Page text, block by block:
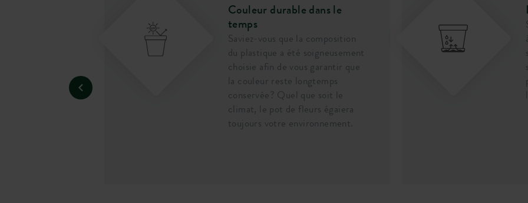
Couleur durable dans le
temps
Saviez-vous que la composition
du plastique a été soigneusement
choisie afin de vous garantir que
la couleur reste longtemps
conservée? Quel que soit le
climat, le pot de fleurs égaiera
toujours votre environnement.